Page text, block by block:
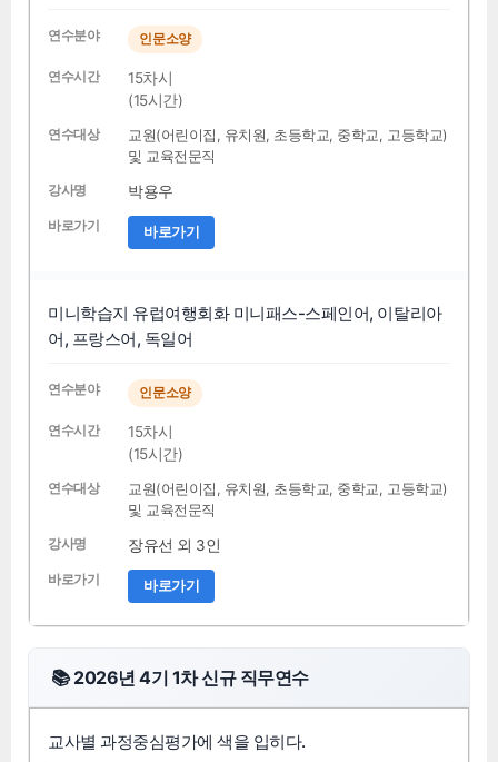
인문소양
15차시
(15시간)
교원(어린이집, 유치원, 초등학교, 중학교, 고등학교)
및 교육전문직
박용우
바로가기
미니학습지 유럽여행회화 미니패스-스페인어, 이탈리아
어, 프랑스어, 독일어
인문소양
15차시
(15시간)
교원(어린이집, 유치원, 초등학교, 중학교, 고등학교)
및 교육전문직
장유선 외 3인
바로가기
📚 2026년 4기 1차 신규 직무연수
교사별 과정중심평가에 색을 입히다.